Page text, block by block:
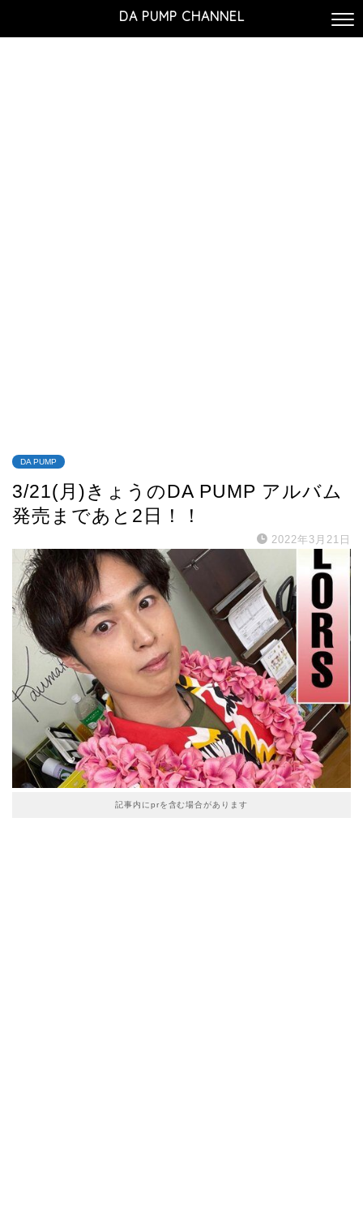
DA PUMP CHANNEL
DA PUMP
3/21(月)きょうのDA PUMP アルバム
発売まであと2日！！
2022年3月21日
記事内にprを含む場合があります